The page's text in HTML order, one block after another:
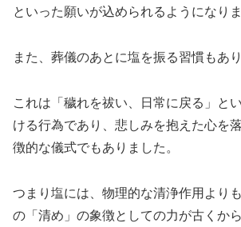
といった願いが込められるようになりま
また、葬儀のあとに塩を振る習慣もあり
これは「穢れを祓い、日常に戻る」と
ける行為であり、悲しみを抱えた心を
徴的な儀式でもありました。
つまり塩には、物理的な清浄作用より
の「清め」の象徴としての力が古くか